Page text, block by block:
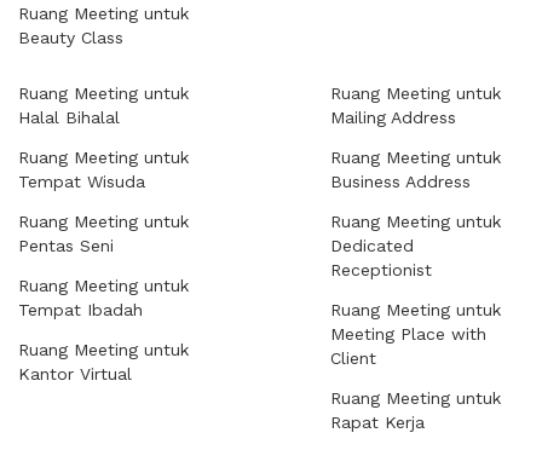
Ruang Meeting untuk
Beauty Class
Ruang Meeting untuk
Halal Bihalal
Ruang Meeting untuk
Tempat Wisuda
Ruang Meeting untuk
Pentas Seni
Ruang Meeting untuk
Tempat Ibadah
Ruang Meeting untuk
Kantor Virtual
Ruang Meeting untuk
Mailing Address
Ruang Meeting untuk
Business Address
Ruang Meeting untuk
Dedicated
Receptionist
Ruang Meeting untuk
Meeting Place with
Client
Ruang Meeting untuk
Rapat Kerja